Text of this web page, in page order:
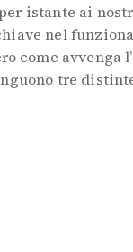
istante ai
nel
come avvenga
tre